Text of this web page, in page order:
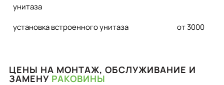
унитаза
установка встроенного унитаза от 3000
ЦЕНЫ НА МОНТАЖ, ОБСЛУЖИВАНИЕ И
ЗАМЕНУ РАКОВИНЫ